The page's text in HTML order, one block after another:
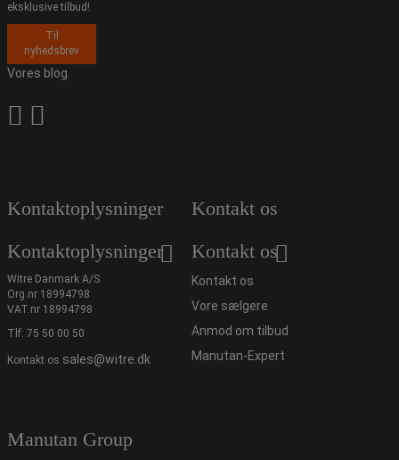
eksklusive tilbud!
Til
nyhedsbrev
Vores blog
Kontaktoplysninger
Kontaktoplysninger
Witre Danmark A/S
Org.nr 18994798
VAT.nr 18994798
Tlf: 75 50 00 50
Kontakt os sales@witre.dk
Kontakt os
Kontakt os
Kontakt os
Vore sælgere
Anmod om tilbud
Manutan-Expert
Manutan Group